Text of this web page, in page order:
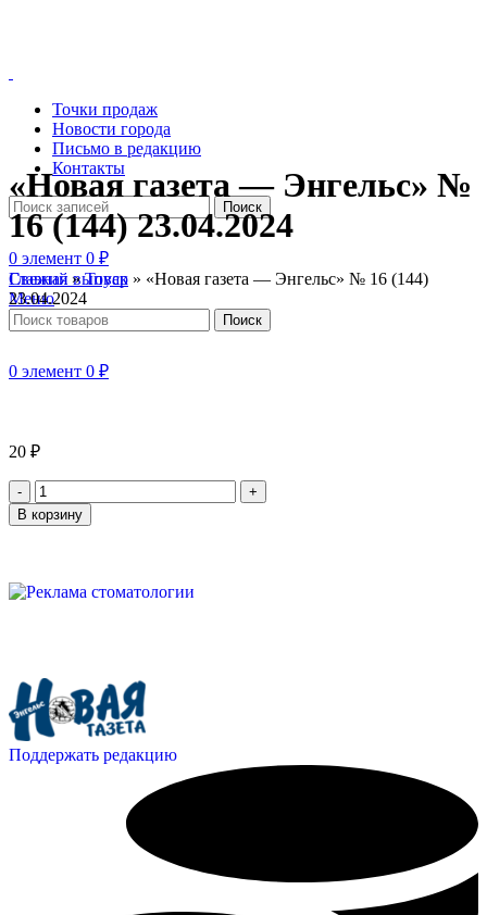
Точки продаж
Новости города
Письмо в редакцию
Контакты
Поиск
0 элемент 0 ₽
Свежий выпуск
Меню
Поиск
0 элемент 0 ₽
«Новая газета — Энгельс» №
16 (144) 23.04.2024
Главная»Товар » «Новая газета — Энгельс» № 16 (144)
23.04.2024
20 ₽
В корзину
Поддержать редакцию